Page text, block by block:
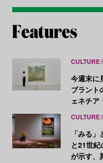
CULTURE
今週末に
ブラント
ェネチア
CULTURE
「みる
と21世
が示す、